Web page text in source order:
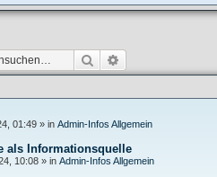
Suche
01:49 » in Admin-Infos Allgemein
als Informationsquelle
10:08 » in Admin-Infos Allgemein